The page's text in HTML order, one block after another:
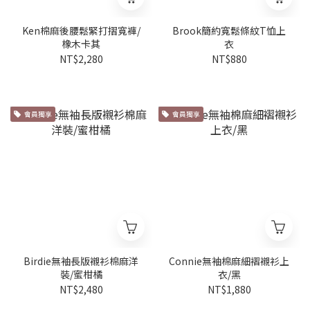
Ken棉麻後腰鬆緊打摺寬褲/
橡木卡其
NT$2,280
Brook簡約寬鬆條紋T恤上
衣
NT$880
會員獨享
Birdie無袖長版襯衫棉麻洋
裝/蜜柑橘
NT$2,480
會員獨享
Connie無袖棉麻細褶襯衫上
衣/黑
NT$1,880